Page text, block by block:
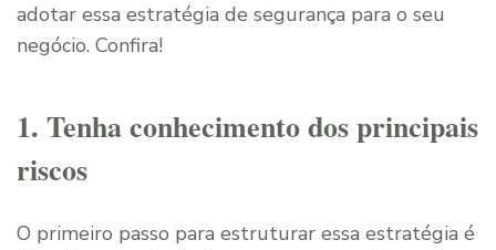
adotar essa estratégia de segurança para o seu
negócio. Confira!
1. Tenha conhecimento dos principais
riscos
O primeiro passo para estruturar essa estratégia é